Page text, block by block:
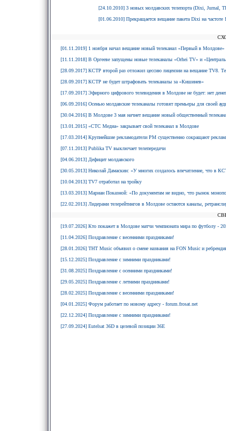
[24.10.2010] 3 новых молдавских телепорта (Dixi, Jurnal,
[01.06.2010] Прекращается вещание пакета Dixi на
[01.11.2019] 1 ноября начал вещание новый телеканал «Первый в Молдове»
[11.11.2018] В Оргееве запущены новые телеканалы «Orhei TV» и
[28.09.2017] КСТР второй раз отложил цессию лицензии на вещание TV8.
[28.09.2017] КСТР не будет штрафовать телеканалы за «Кишинев»
[17.09.2017] Эфирного цифрового телевидения в Молдове не будет: нет денег
[06.09.2016] Осенью молдавские телеканалы готовят премьеры для своей
[30.04.2016] В Молдове 3 мая начнет вещание новый общественный
[13.01.2015] «СТС Медиа» закрывает свой телеканал в Молдове
[17.03.2014] Крупнейшие рекламодатели РМ существенно сокращают
[07.11.2013] Publika TV выключает телепередачи
[04.06.2013] Дефицит молдавского
[30.05.2013] Николай Дамаскин: «У многих создалось впечатление, что в
[10.04.2013] TV7 отработал на тройку
[13.03.2013] Мариан Показной: «По документам не видно, что рынок
[22.02.2013] Лидерами телерейтингов в Молдове остаются каналы,
[19.07.2026] Кто покажет в Молдове матчи чемпионата мира по футболу -
[11.04.2026] Поздравление с весенними праздниками!
[28.01.2026] ТНТ Music объявил о смене названия на FON Music и
[15.12.2025] Поздравление с зимними праздниками!
[31.08.2025] Поздравление с осенними праздниками!
[29.05.2025] Поздравление с летними праздниками!
[28.02.2025] Поздравление с весенними праздниками!
[04.01.2025] Форум работает по новому адресу - forum.frosat.net
[22.12.2024] Поздравление с зимними праздниками!
[27.09.2024] Eutelsat 36D в целевой позиции 36E